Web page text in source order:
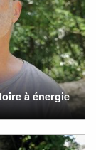
à énergie